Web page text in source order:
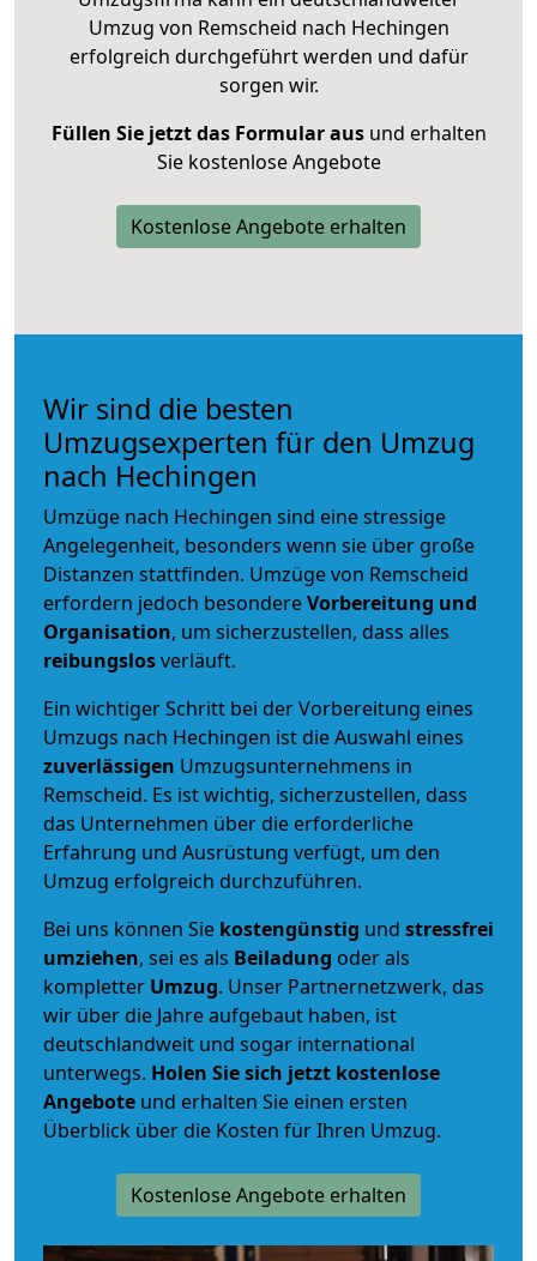
Umzug von Remscheid nach Hechingen
erfolgreich durchgeführt werden und dafür
sorgen wir.
Füllen Sie jetzt das Formular ausund erhalten
Sie kostenlose Angebote
Kostenlose Angebote erhalten
Wir sind die besten
Umzugsexperten für den Umzug
nach Hechingen
Umzüge nach Hechingen sind eine stressige
Angelegenheit, besonders wenn sie über große
Distanzen stattfinden. Umzüge von Remscheid
erfordern jedoch besondereVorbereitung und
Organisation, um sicherzustellen, dass alles
reibungslosverläuft.
Ein wichtiger Schritt bei der Vorbereitung eines
Umzugs nach Hechingen ist die Auswahl eines
zuverlässigen Umzugsunternehmens in
Remscheid. Es ist wichtig, sicherzustellen, dass
das Unternehmen über die erforderliche
Erfahrung und Ausrüstung verfügt, um den
Umzug erfolgreich durchzuführen.
Bei uns können Sie kostengünstig und stressfrei
umziehen, sei es als Beiladung oder als
kompletter Umzug. Unser Partnernetzwerk, das
wir über die Jahre aufgebaut haben, ist
deutschlandweit und sogar international
unterwegs. Holen Sie sich jetzt kostenlose
Angebote und erhalten Sie einen ersten
Überblick über die Kosten für Ihren Umzug.
Kostenlose Angebote erhalten